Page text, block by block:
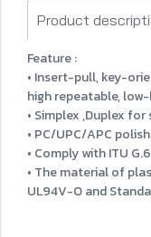
Product
Feature :
• Insert-pull, key-
high repeatable,
• Simplex ,Duplex
• PC/UPC/APC polish
• Comply with ITU
• The material of
UL94V-O and